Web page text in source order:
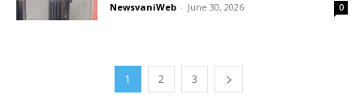
NewsvaniWeb - June 30, 2026 0
1 2 3